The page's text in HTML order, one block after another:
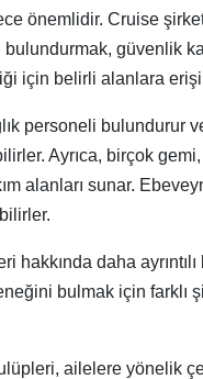
önemlidir. Cruise
güvenlik
için belirli alanlara
personeli bulundurur
Ayrıca, birçok
alanları sunar.
daha ayrıntılı
bulmak için farklı
ailelere yönelik